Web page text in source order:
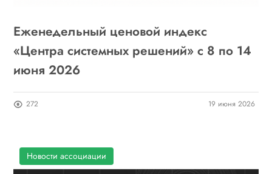
Еженедельный ценовой индекс
«Центра системных решений» с 8 по 14
июня 2026
272 19 июня 2026
Новости ассоциации